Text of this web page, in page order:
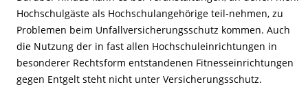
Hochschulgäste als Hochschulangehörige teil-nehmen, zu
Problemen beim Unfallversicherungsschutz kommen. Auch
die Nutzung der in fast allen Hochschuleinrichtungen in
besonderer Rechtsform entstandenen Fitnesseinrichtungen
gegen Entgelt steht nicht unter Versicherungsschutz.